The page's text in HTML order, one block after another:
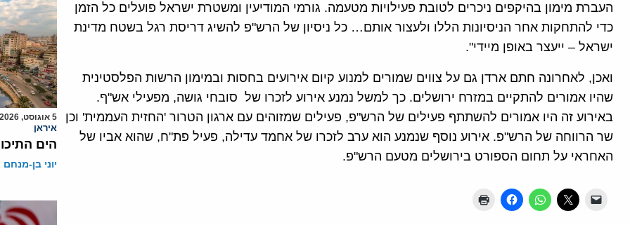
העברת מימון בהיקפים ניכרים לטובת פעילויות מטעמה. גורמי המודיעין ומשטרת ישראל פועלים כל הזמן
כדי להתחקות אחר הניסיונות הללו ולעצור אותם… כל ניסיון של הרש"פ להשיג דריסת רגל בשטח מדינת
ישראל – ייעצר באופן מיידי".
ואכן, לאחרונה חתם ארדן גם על צווים שמורים למנוע קיום אירועים בחסות ובמימון הרשות הפלסטינית
שהיו אמורים להתקיים במזרח ירושלים. כך למשל נמנע אירוע לזכרו של סובחי גושה, מפעילי אש"ף.
באירוע זה היו אמורים להשתתף פעילים של הרש"פ, פעילים שמזוהים עם ארגון הטרור 'החזית העממית' וכן
שר הרווחה של הרש"פ. אירוע נוסף שנמנע הוא ערב לזכרו של אחמד עדילה, פעיל פת"ח, שהוא אביו של
האחראי על תחום הספורט בירושלים מטעם הרש"פ.
5 אוגוסט, 2026
איראן
הים
יוני בן-מנחם